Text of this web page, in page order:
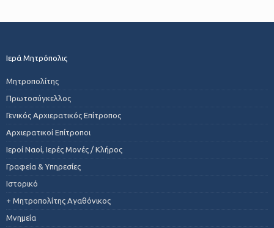
Ιερά Μητρόπολις
Μητροπολίτης
Πρωτοσύγκελλος
Γενικός Αρχιερατικός Επίτροπος
Αρχιερατικοί Επίτροποι
Ιεροί Ναοί, Ιερές Μονές / Κλήρος
Γραφεία & Υπηρεσίες
Ιστορικό
+ Μητροπολίτης Αγαθόνικος
Μνημεία